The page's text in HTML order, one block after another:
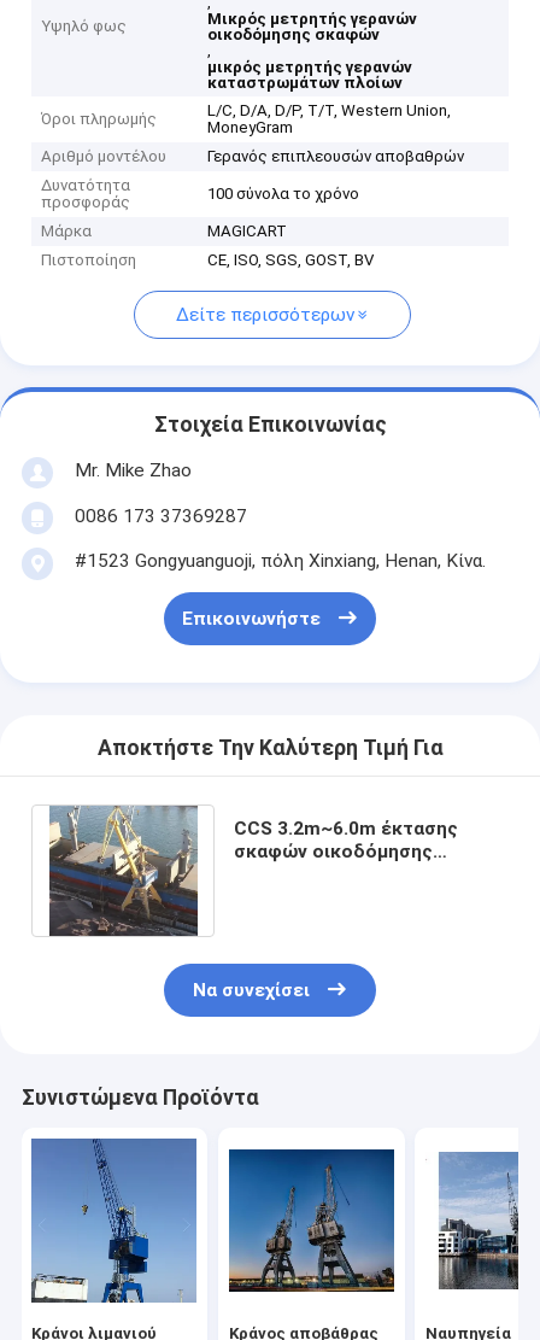
Υψηλό φως
Μικρός μετρητής γερανών
οικοδόμησης σκαφών
,
μικρός μετρητής γερανών
καταστρωμάτων πλοίων
Όροι πληρωμής
L/C, D/A, D/P, T/T, Western Union,
MoneyGram
Αριθμό μοντέλου
Γερανός επιπλεουσών αποβαθρών
Δυνατότητα
προσφοράς
100 σύνολα το χρόνο
Μάρκα
MAGICART
Πιστοποίηση
CE, ISO, SGS, GOST, BV
Δείτε περισσότερων
Στοιχεία Επικοινωνίας
Mr. Mike Zhao
0086 173 37369287
#1523 Gongyuanguoji, πόλη Xinxiang, Henan, Κίνα.
Επικοινωνήστε
Αποκτήστε Την Καλύτερη Τιμή Για
CCS 3.2m~6.0m έκτασης
σκαφών οικοδόμησης
Να συνεχίσει
Συνιστώμενα Προϊόντα
Κράνοι λιμανιού Κράνος αποβάθρας Ναυπηγεία